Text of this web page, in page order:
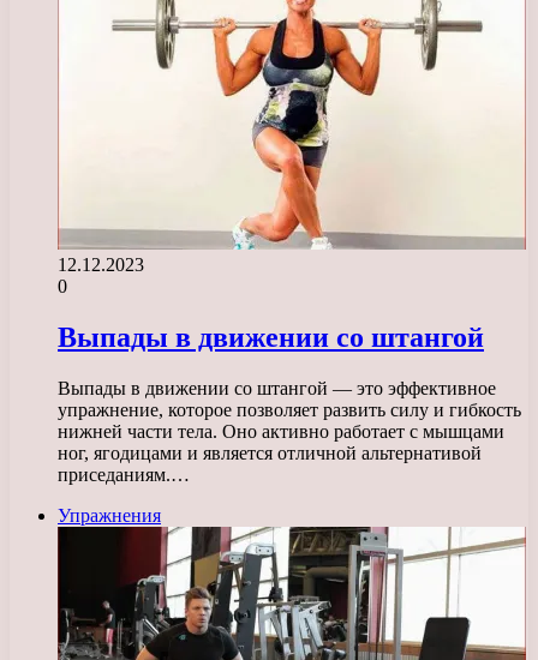
12.12.2023
0
Выпады в движении со штангой
Выпады в движении со штангой — это эффективное
упражнение, которое позволяет развить силу и гибкость
нижней части тела. Оно активно работает с мышцами
ног, ягодицами и является отличной альтернативой
приседаниям.…
Упражнения